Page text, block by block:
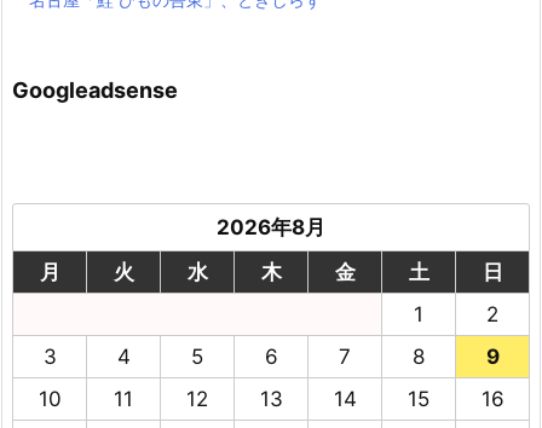
Googleadsense
2026年8月
月
火 水 木 金 土
日
1
2
3
4 5 6 7 8
9
10
11 12 13 14 15
16